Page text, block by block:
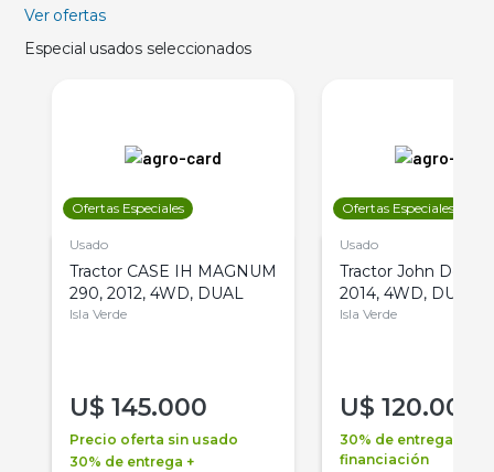
Ver ofertas
Especial usados seleccionados
Ofertas Especiales
Usado
Tractor CASE IH MAGNUM
290, 2012, 4WD, DUAL
Isla Verde
U$ 145.000
Precio oferta sin usado
30% de entrega +
Ofertas Especiales
Usado
Tractor John Deere
2014, 4WD, DUAL
Isla Verde
U$ 120.000
30% de entrega +
financiación